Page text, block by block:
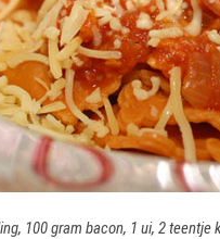
100 gram bacon, 1 ui, 2